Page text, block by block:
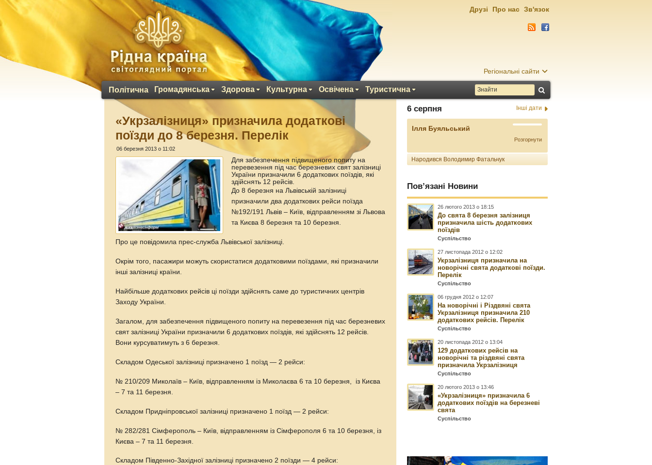
Регіональні сайти
Політична Громадянська Здорова Культурна Освічена Туристична
Друзі Про нас Зв'язок
«Укрзалізниця» призначила додаткові
поїзди до 8 березня. Перелік
06 березня 2013 о 11:02
Для забезпечення підвищеного попиту на
перевезення під час березневих свят залізниці
України призначили 6 додаткових поїздів, які
здійснять 12 рейсів.
До 8 березня на Львівській залізниці
призначили два додаткових рейси поїзда
№192/191 Львів – Київ, відправленням зі Львова
та Києва 8 березня та 10 березня.
Про це повідомила прес-служба Львівської залізниці.
Окрім того, пасажири можуть скористатися додатковими поїздами, які призначили
інші залізниці країни.
Найбільше додаткових рейсів ці поїзди здійснять саме до туристичних центрів
Заходу України.
Загалом, для забезпечення підвищеного попиту на перевезення під час березневих
свят залізниці України призначили 6 додаткових поїздів, які здійснять 12 рейсів.
Вони курсуватимуть з 6 березня.
Складом Одеської залізниці призначено 1 поїзд — 2 рейси:
№ 210/209 Миколаїв – Київ, відправленням із Миколаєва 6 та 10 березня, із Києва
– 7 та 11 березня.
Складом Придніпровської залізниці призначено 1 поїзд — 2 рейси:
№ 282/281 Сімферополь – Київ, відправленням із Сімферополя 6 та 10 березня, із
Києва – 7 та 11 березня.
Складом Південно-Західної залізниці призначено 2 поїзди — 4 рейси:
6 серпня Інші дати
Ілля Буяльський
Розгорнути
Народився Володимир Фатальчук
Пов’язані Новини
26 лютого 2013 о 18:15
До свята 8 березня залізниця
призначила шість додаткових
поїздів
Суспільство
27 листопада 2012 о 12:02
Укрзалізниця призначила на
новорічні свята додаткові поїзди.
Перелік
Суспільство
06 грудня 2012 о 12:07
На новорічні і Різдвяні свята
Укрзалізниця призначила 210
додаткових рейсів. Перелік
Суспільство
20 листопада 2012 о 13:04
129 додаткових рейсів на
новорічні та різдвяні свята
призначила Укрзалізниця
Суспільство
20 лютого 2013 о 13:46
«Укрзалізниця» призначила 6
додаткових поїздів на березневі
свята
Суспільство